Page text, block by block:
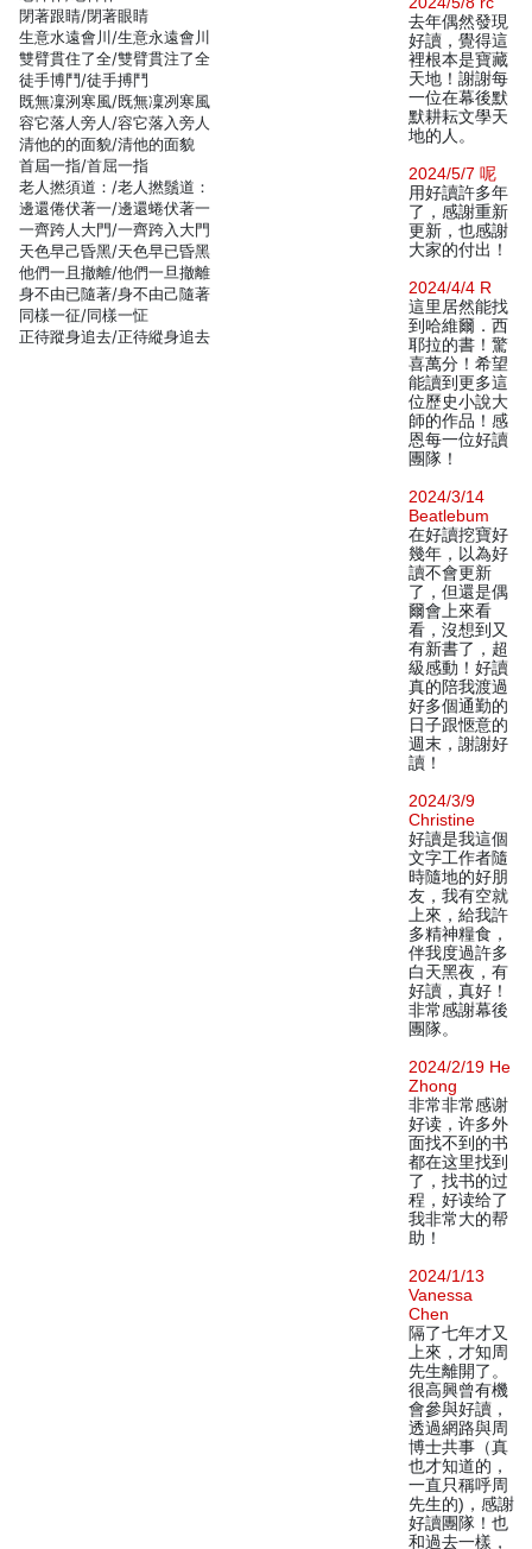
閉著跟睛/閉著眼睛
生意水遠會川/生意永遠會川
雙臂貫住了全/雙臂貫注了全
徒手博鬥/徒手搏鬥
既無凜洌寒風/既無凜冽寒風
容它落人旁人/容它落入旁人
清他的的面貌/清他的面貌
首屆一指/首屈一指
老人撚須道：/老人撚鬚道：
邊還倦伏著一/邊還蜷伏著一
一齊跨人大門/一齊跨入大門
天色早己昏黑/天色早已昏黑
他們一且撤離/他們一旦撤離
身不由已隨著/身不由己隨著
同樣一征/同樣一怔
正待蹤身追去/正待縱身追去
去年偶然發現
好讀，覺得這
裡根本是寶藏
天地！謝謝每
一位在幕後默
默耕耘文學天
地的人。
2024/5/7 呢
用好讀許多年
了，感謝重新
更新，也感謝
大家的付出！
2024/4/4 R
這里居然能找
到哈維爾．西
耶拉的書！驚
喜萬分！希望
能讀到更多這
位歷史小說大
師的作品！感
恩每一位好讀
團隊！
2024/3/14
Beatlebum
在好讀挖寶好
幾年，以為好
讀不會更新
了，但還是偶
爾會上來看
看，沒想到又
有新書了，超
級感動！好讀
真的陪我渡過
好多個通勤的
日子跟愜意的
週末，謝謝好
讀！
2024/3/9
Christine
好讀是我這個
文字工作者隨
時隨地的好朋
友，我有空就
上來，給我許
多精神糧食，
伴我度過許多
白天黑夜，有
好讀，真好！
非常感謝幕後
團隊。
2024/2/19 He
Zhong
非常非常感谢
好读，许多外
面找不到的书
都在这里找到
了，找书的过
程，好读给了
我非常大的帮
助！
2024/1/13
Vanessa
Chen
隔了七年才又
上來，才知周
先生離開了。
很高興曾有機
會參與好讀，
透過網路與周
博士共事（真
也才知道的，
一直只稱呼周
先生的)，感謝
好讀團隊！也
和過去一樣，